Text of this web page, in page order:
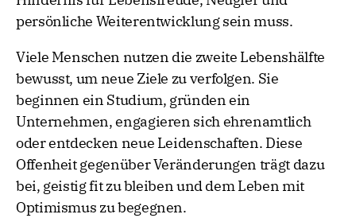
persönliche Weiterentwicklung sein muss.
Viele Menschen nutzen die zweite Lebenshälfte
bewusst, um neue Ziele zu verfolgen. Sie
beginnen ein Studium, gründen ein
Unternehmen, engagieren sich ehrenamtlich
oder entdecken neue Leidenschaften. Diese
Offenheit gegenüber Veränderungen trägt dazu
bei, geistig fit zu bleiben und dem Leben mit
Optimismus zu begegnen.